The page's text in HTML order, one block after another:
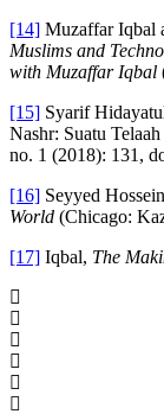
[14] Muzaffar Iqbal
Muslims and
with Muzaffar Iqbal
[15] Syarif
Nashr: Suatu
no. 1 (2018): 131,
[16] Seyyed
World (Chicago:
[17] Iqbal, The